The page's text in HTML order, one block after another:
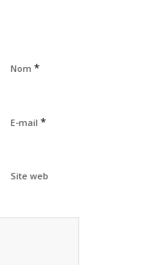
Nom *
E-mail *
Site web